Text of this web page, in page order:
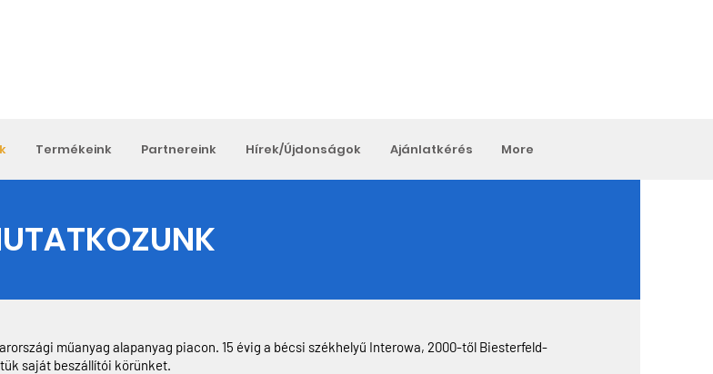
Termékeink Partnereink Hírek/Újdonságok Ajánlatkérés More
műanyag alapanyag piacon. 15 évig a bécsi székhelyű Interowa, 2000-től Biesterfeld-
saját beszállítói körünket.